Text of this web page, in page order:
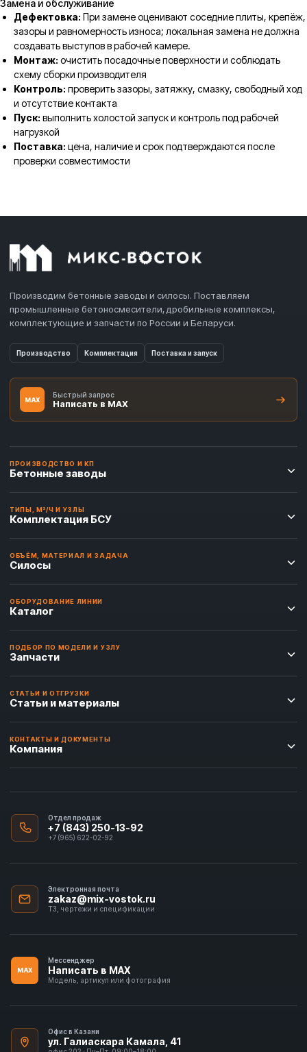
Замена и обслуживание
Дефектовка: При замене оценивают соседние плиты, крепёж,
зазоры и равномерность износа; локальная замена не должна
создавать выступов в рабочей камере.
Монтаж: очистить посадочные поверхности и соблюдать
схему сборки производителя
Контроль: проверить зазоры, затяжку, смазку, свободный ход
и отсутствие контакта
Пуск: выполнить холостой запуск и контроль под рабочей
нагрузкой
Поставка: цена, наличие и срок подтверждаются после
проверки совместимости
Производим бетонные заводы и силосы. Поставляем
промышленные бетоносмесители, дробильные комплексы,
комплектующие и запчасти по России и Беларуси.
Производство Комплектация Поставка и запуск
MAX
Быстрый запрос
Написать в MAX
ПРОИЗВОДСТВО И КП
Бетонные заводы
ТИПЫ, М³/Ч И УЗЛЫ
Комплектация БСУ
ОБЪЁМ, МАТЕРИАЛ И ЗАДАЧА
Силосы
ОБОРУДОВАНИЕ ЛИНИИ
Каталог
ПОДБОР ПО МОДЕЛИ И УЗЛУ
Запчасти
СТАТЬИ И ОТГРУЗКИ
Статьи и материалы
КОНТАКТЫ И ДОКУМЕНТЫ
Компания
Отдел продаж
+7 (843) 250-13-92
+7 (965) 622-02-92
Электронная почта
zakaz@mix-vostok.ru
ТЗ, чертежи и спецификации
MAX
Мессенджер
Написать в MAX
Модель, артикул или фотография
Офис в Казани
ул. Галиаскара Камала, 41